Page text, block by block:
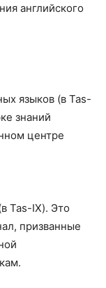
английского
языков (в Tas-
знаний
центре
Tas-IX). Это
призванные